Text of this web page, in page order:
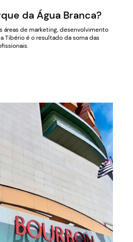
da Água Branca?
áreas de marketing, desenvolvimento
Tibério é o resultado da soma das